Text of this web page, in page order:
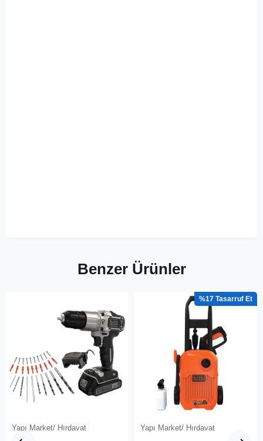
Benzer Ürünler
Yapı Market/ Hırdavat Yapı Market/ Hırdavat
%17